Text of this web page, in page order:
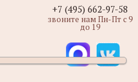
+7 (495) 662-97-58
звоните нам Пн-Пт с 9
до 19